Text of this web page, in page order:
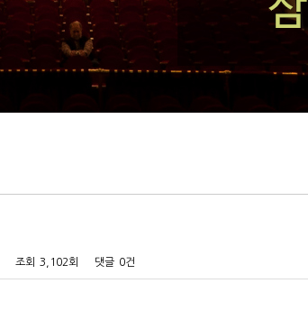
조회 3,102회 댓글 0건